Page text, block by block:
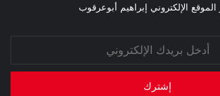
الموقع الإلكتروني إبراهيم أبوعرقوب